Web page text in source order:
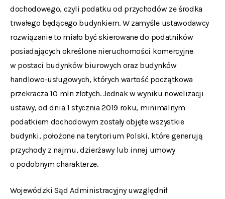
dochodowego, czyli podatku od przychodów ze środka
trwałego będącego budynkiem. W zamyśle ustawodawcy
rozwiązanie to miało być skierowane do podatników
posiadających określone nieruchomości komercyjne
w postaci budynków biurowych oraz budynków
handlowo-usługowych, których wartość początkowa
przekracza 10 mln złotych. Jednak w wyniku nowelizacji
ustawy, od dnia 1 stycznia 2019 roku, minimalnym
podatkiem dochodowym zostały objęte wszystkie
budynki, położone na terytorium Polski, które generują
przychody z najmu, dzierżawy lub innej umowy
o podobnym charakterze.
Wojewódzki Sąd Administracyjny uwzględnił